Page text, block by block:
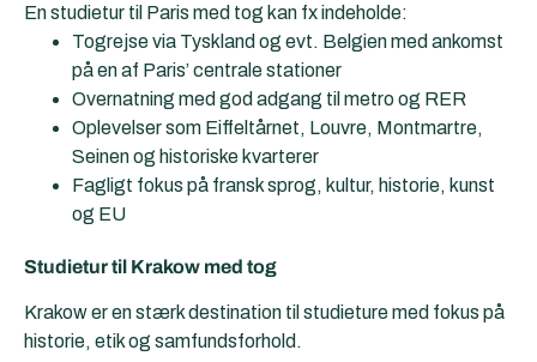
En studietur til Paris med tog kan fx indeholde:
Togrejse via Tyskland og evt. Belgien med ankomst
på en af Paris’ centrale stationer
Overnatning med god adgang til metro og RER
Oplevelser som Eiffeltårnet, Louvre, Montmartre,
Seinen og historiske kvarterer
Fagligt fokus på fransk sprog, kultur, historie, kunst
og EU
Studietur til Krakow med tog
Krakow er en stærk destination til studieture med fokus på
historie, etik og samfundsforhold.